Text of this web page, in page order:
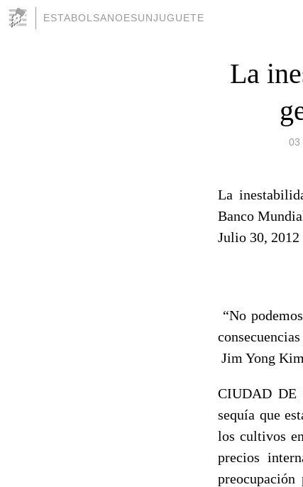
ESTABOLSANOESUNJUGUETE
La
03
La
Banco
Julio 30, 2012
“No
Jim Yong
CIUDAD DE
sequía que
los cultivos
precios